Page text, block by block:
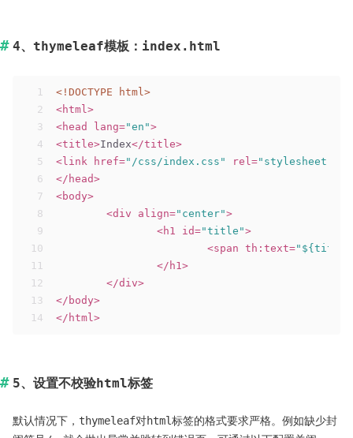
4、thymeleaf模板：index.html
1
2
3
4
5
6
7
8
9
10
11
12
13
14
<!DOCTYPE html>
<html>
<head lang="en">
<title>Index</title>
< link href="/css/index.css" rel="stylesheet"
</ head>
<body>
<div align="center">
<h1 id="title">
<span th:text=
</ h1>
</div>
</ body>
</ html>
5、设置不校验html标签
默认情况下，thymeleaf对html标签的格式要求严格。例如缺少封